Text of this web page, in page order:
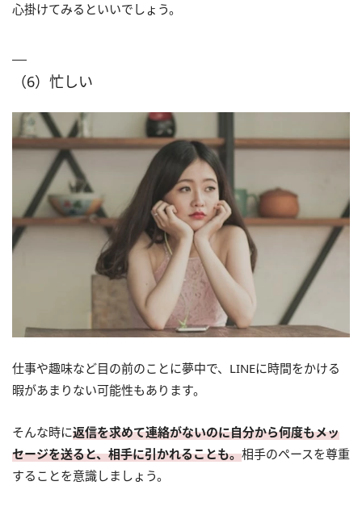
心掛けてみるといいでしょう。
（6）忙しい
仕事や趣味など目の前のことに夢中で、LINEに時間をかける
暇があまりない可能性もあります。
そんな時に返信を求めて連絡がないのに自分から何度もメッ
セージを送ると、相手に引かれることも。相手のペースを尊重
することを意識しましょう。